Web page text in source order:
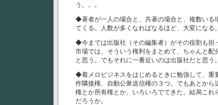
う。。。
◆著者が一人の場合と、共著の場合と、複数いる
てくる。人数が多くなればなるほど、大変になる
◆今までは出版社（その編集者）がその役割も担
市場では、そういう権利をまとめて、ちゃんと配
と思う。でもそれに一番近いのは出版社だと思う
◆着メロビジネスをはじめるときに勉強して、重
作隣接権、自動公衆送信権の３つ。でもあとから
権とか所有権とか、いろいろでてきた。結局これ
だろうか。